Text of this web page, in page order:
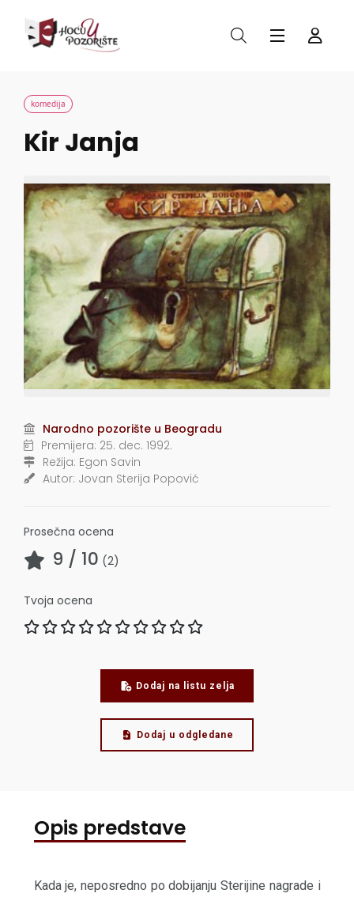
komedija
Kir Janja
Narodno pozorište u Beogradu
Premijera: 25. dec. 1992.
Režija: Egon Savin
Autor: Jovan Sterija Popović
Prosečna ocena
9 / 10 (2)
Tvoja ocena
Dodaj na listu zelja
Dodaj u odgledane
Opis predstave
Kada je, neposredno po dobijanju Sterijine nagrade i